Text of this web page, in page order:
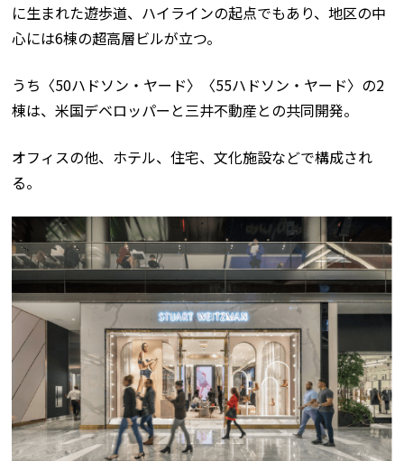
に生まれた遊歩道、ハイラインの起点でもあり、地区の中
心には6棟の超高層ビルが立つ。
うち〈50ハドソン・ヤード〉〈55ハドソン・ヤード〉の2
棟は、米国デベロッパーと三井不動産との共同開発。
オフィスの他、ホテル、住宅、文化施設などで構成され
る。